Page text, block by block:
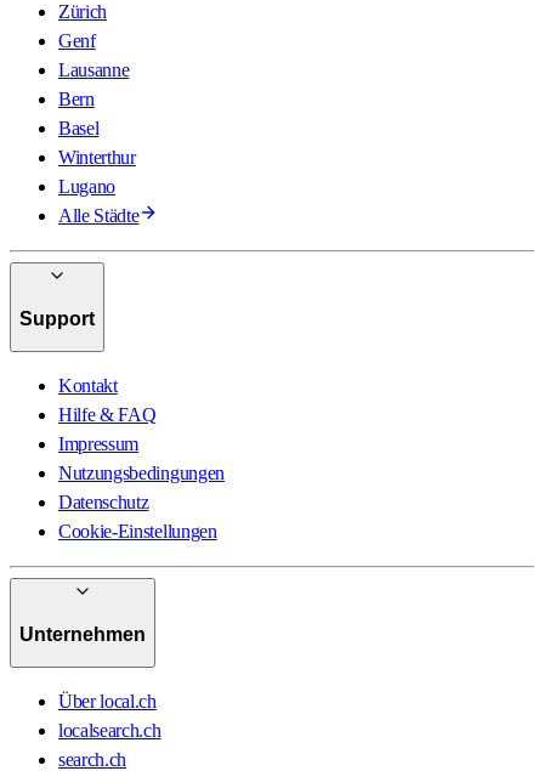
Zürich
Genf
Lausanne
Bern
Basel
Winterthur
Lugano
Alle Städte
Support
Kontakt
Hilfe & FAQ
Impressum
Nutzungsbedingungen
Datenschutz
Cookie-Einstellungen
Unternehmen
Über local.ch
localsearch.ch
search.ch